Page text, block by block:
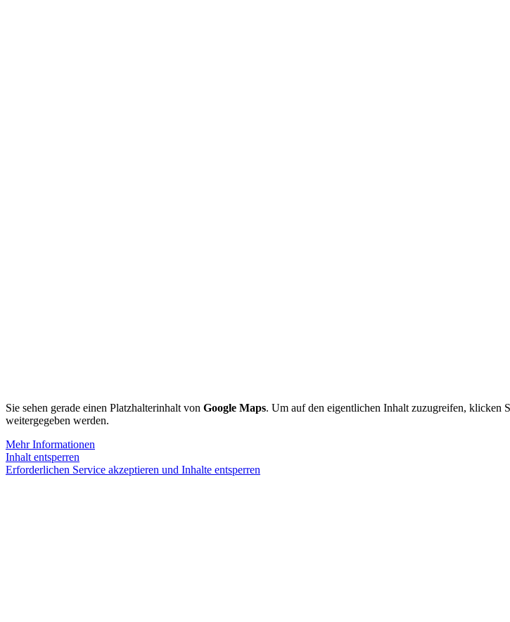
Sie sehen gerade einen Platzhalterinhalt von Google Maps. Um auf den eigentlichen Inhalt zuzugreifen, klicken
weitergegeben werden.
Mehr Informationen
Inhalt entsperren
Erforderlichen Service akzeptieren und Inhalte entsperren